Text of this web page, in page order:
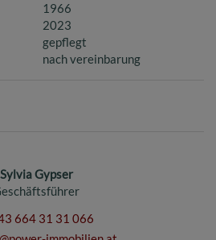
1966
2023
gepflegt
nach vereinbarung
Sylvia Gypser
664 31 31 066